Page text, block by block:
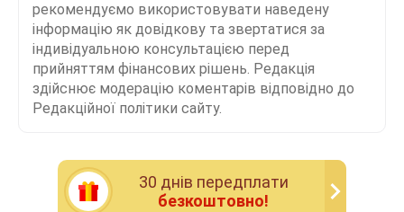
рекомендуємо використовувати наведену
інформацію як довідкову та звертатися за
індивідуальною консультацією перед
прийняттям фінансових рішень. Редакція
здійснює модерацію коментарів відповідно до
Редакційної політики сайту.
30 днiв передплати
безкоштовно!